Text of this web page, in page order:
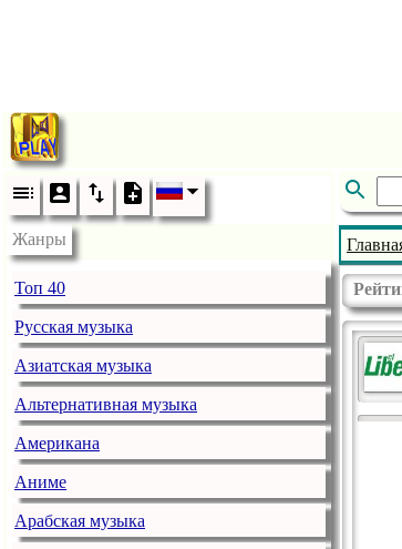
Жанры
Топ 40
Русская музыка
Азиатская музыка
Альтернативная музыка
Американа
Аниме
Арабская музыка